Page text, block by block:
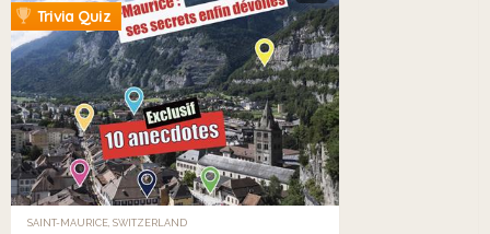
Trivia Quiz
SAINT-MAURICE, SWITZERLAND